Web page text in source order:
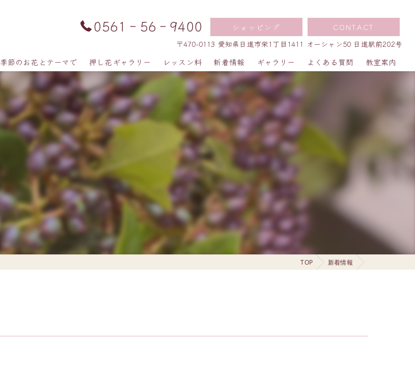
0561‐56‐9400 ショッピング
CONTACT
〒470-0113 愛知県日進市栄1丁目1411 オーシャン50 日進駅前202号
季節のお花とテーマで 押し花ギャラリー レッスン料 新着情報 ギャラリー よくある質問 教室案内
TOP 新着情報